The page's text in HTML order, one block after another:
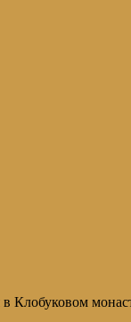
Клобуковом